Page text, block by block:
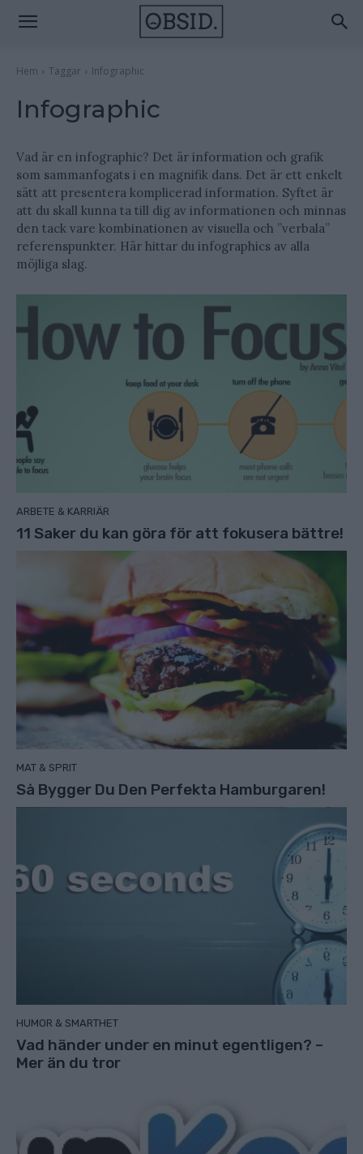
Hem Taggar Infographic
Infographic
Vad är en infographic? Det är information och grafik
som sammanfogats i en magnifik dans. Det är ett enkelt
sätt att presentera komplicerad information. Syftet är
att du skall kunna ta till dig av informationen och minnas
den tack vare kombinationen av visuella och ”verbala”
referenspunkter. Här hittar du infographics av alla
möjliga slag.
ARBETE & KARRIÄR
11 Saker du kan göra för att fokusera bättre!
MAT & SPRIT
Så Bygger Du Den Perfekta Hamburgaren!
HUMOR & SMARTHET
Vad händer under en minut egentligen? –
Mer än du tror